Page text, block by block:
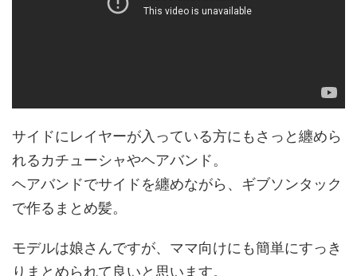
サイドにレイヤーが入っている方にもさっと纏めら
れるカチューシャやヘアバンド。
ヘアバンドでサイドを纏めながら、ギブソンタック
で作るまとめ髪。
モデルは娘さんですが、ママ向けにも簡単にすっき
りまとめられて良いと思います。